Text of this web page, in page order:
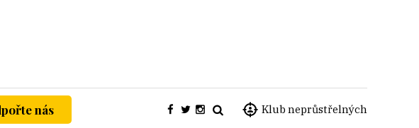
Klub neprůstřelných
nás